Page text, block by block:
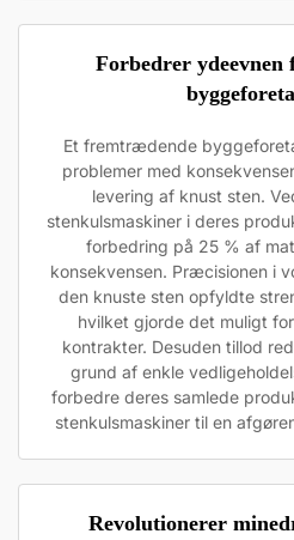
Forbedrer
Et fremtrædende
problemer med
levering af knust sten.
stenkulsmaskiner i deres
forbedring på 25 % af
konsekvensen. Præcisionen i
den knuste sten opfyldte
hvilket gjorde det muligt
kontrakter. Desuden tillod
grund af enkle
forbedre deres samlede
stenkulsmaskiner til en
Revolutionerer